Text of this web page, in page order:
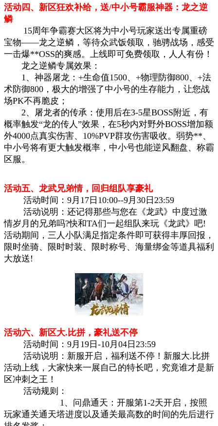
活动四、新区狂欢补给，送/中小号霸服神器：龙之逆
鳞
15周年争霸赛大区将为中小号玩家送出专属重磅
宝物——龙之逆鳞，等待众武饭领取，驰骋战场，感受
一击爆**OSS的爽感。上线即可免费领取，人人有份！
龙之逆鳞专属效果：
1、神器屠龙：+生命值1500、+物理防御800、+法
术防御800，极大的增强了中小号的生存能力，让您战
场PK不再脆皮；
2、屠龙者的传承：使用后在3-5星BOSS附近，有
概率触发“龙的传人”效果，在5秒内对野外BOSS增加额
外4000点真实伤害、10%PVP群攻伤害吸收。弱势**、
中小号将有更大触发概率，中小号也能逆风翻盘、称霸
区服。
活动五、龙武兄弟情，回归组队享豪礼
活动时间：9月17日10:00--9月30日23:59
活动说明：还记得那些与您在《龙武》中度过激
情岁月的兄弟吗?快和TA们一起组队来玩《龙武》吧!
活动期间，三人小队满足指定条件即可获得丰厚回报，
限时坐骑、限时时装、限时称号、海量绑金等道具福利
大放送!
活动六、新区大.比拼，豪礼送不停
活动时间：9月19日-10月04日23:59
活动说明：新服开启，福利送不停！新服大.比拼
活动上线，大家快来一展自己的特长吧，究竟谁才是新
区冲刺之王！
活动规则：
1、问鼎通天：开服第1-2天开启，按照
玩家通关通天塔进度以及通关最高数的时间的先后进行